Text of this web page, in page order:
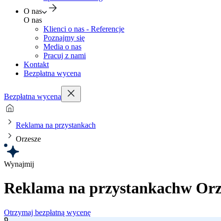
O nas
O nas
Klienci o nas - Referencje
Poznajmy się
Media o nas
Pracuj z nami
Kontakt
Bezpłatna wycena
Bezpłatna wycena
Reklama na przystankach
Orzesze
Wynajmij
Reklama na przystankachw
Otrzymaj bezpłatną wycenę